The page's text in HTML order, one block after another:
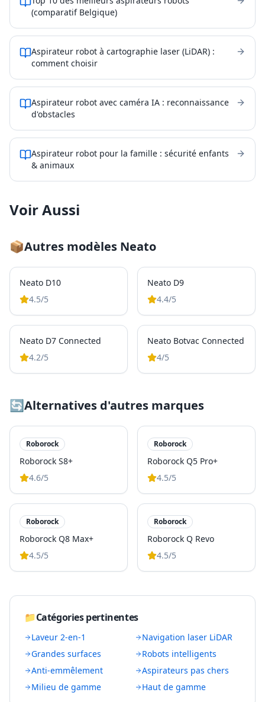
(comparatif Belgique)
Aspirateur robot à cartographie laser (LiDAR) :
comment choisir
Aspirateur robot avec caméra IA : reconnaissance
d'obstacles
Aspirateur robot pour la famille : sécurité enfants
& animaux
Voir Aussi
📦Autres modèles Neato
Neato D10
4.5/5
Neato D9
4.4/5
Neato D7 Connected
4.2/5
Neato Botvac Connected
4/5
🔄Alternatives d'autres marques
Roborock
Roborock S8+
4.6/5
Roborock
Roborock Q5 Pro+
4.5/5
Roborock
Roborock Q8 Max+
4.5/5
Roborock
Roborock Q Revo
4.5/5
📁Catégories pertinentes
Laveur 2-en-1
Navigation laser LiDAR
Grandes surfaces
Robots intelligents
Anti-emmêlement
Aspirateurs pas chers
Milieu de gamme
Haut de gamme